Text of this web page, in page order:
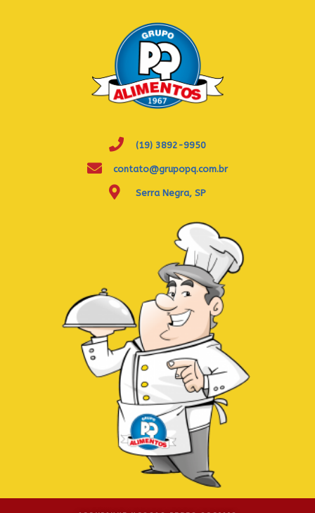
(19) 3892-9950
contato@grupopq.com.br
Serra Negra, SP